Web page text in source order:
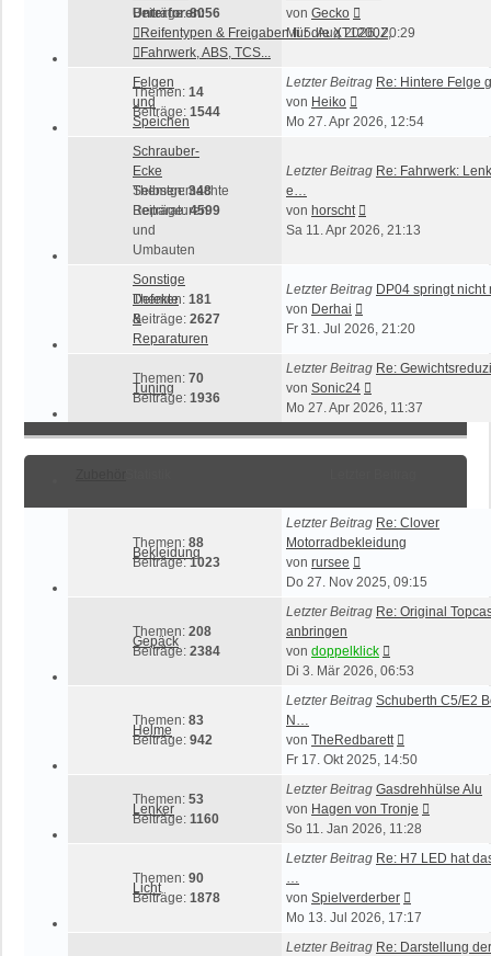
Unterforen:
Reifentypen & Freigaben für die XT1200Z,
Fahrwerk, ABS, TCS...
Beiträge:8056
von Gecko
Beitrag
Mi 5. Aug 2026, 20:29
Felgen
und
Speichen
Themen: 14
Beiträge: 1544
Letzter Beitrag Re: Hintere Felge
von Heiko
Beitrag
Mo 27. Apr 2026, 12:54
Schrauber-
Ecke
Selbstgemachte
Reparaturen
und
Umbauten
Themen:348
Beiträge:4599
Letzter Beitrag Re: Fahrwerk:
e…
von horscht
Beitrag
Sa 11. Apr 2026, 21:13
Sonstige
Defekte
&
Reparaturen
Themen: 181
Beiträge: 2627
Letzter Beitrag DP04 springt nicht
von Derhai
Beitrag
Fr 31. Jul 2026, 21:20
Tuning
Themen: 70
Beiträge: 1936
Letzter Beitrag Re:
von Sonic24
Beitrag
Mo 27. Apr 2026, 11:37
Bekleidung
Themen: 88
Beiträge:1023
Letzter Beitrag Re: Clover
Motorradbekleidung
von rursee
Beitrag
Do 27. Nov 2025, 09:15
Gepäck
Themen: 208
Beiträge: 2384
Letzter Beitrag Re: Original
anbringen
von doppelklick
Beitrag
Di 3. Mär 2026, 06:53
Helme
Themen: 83
Beiträge: 942
Letzter Beitrag Schuberth C5/E2
N…
von TheRedbarett
Beitrag
Fr 17. Okt 2025, 14:50
Lenker
Themen: 53
Beiträge: 1160
Letzter Beitrag Gasdrehhülse Alu
von Hagen von Tronje
So 11. Jan 2026, 11:28
Licht
Themen: 90
Beiträge: 1878
Letzter Beitrag Re: H7 LED hat
von Spielverderber
Beitrag
Mo 13. Jul 2026, 17:17
Letzter Beitrag Re: Darstellung der